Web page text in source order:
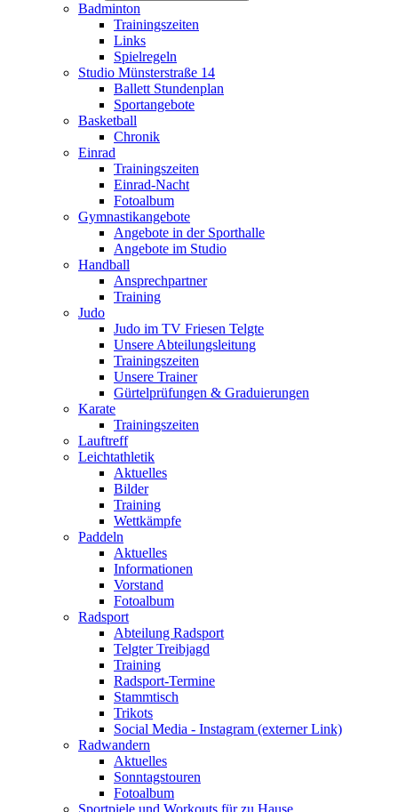
Badminton
Trainingszeiten
Links
Spielregeln
Studio Münsterstraße 14
Ballett Stundenplan
Sportangebote
Basketball
Chronik
Einrad
Trainingszeiten
Einrad-Nacht
Fotoalbum
Gymnastikangebote
Angebote in der Sporthalle
Angebote im Studio
Handball
Ansprechpartner
Training
Judo
Judo im TV Friesen Telgte
Unsere Abteilungsleitung
Trainingszeiten
Unsere Trainer
Gürtelprüfungen & Graduierungen
Karate
Trainingszeiten
Lauftreff
Leichtathletik
Aktuelles
Bilder
Training
Wettkämpfe
Paddeln
Aktuelles
Informationen
Vorstand
Fotoalbum
Radsport
Abteilung Radsport
Telgter Treibjagd
Training
Radsport-Termine
Stammtisch
Trikots
Social Media - Instagram (externer Link)
Radwandern
Aktuelles
Sonntagstouren
Fotoalbum
Sportpiele und Workouts für zu Hause